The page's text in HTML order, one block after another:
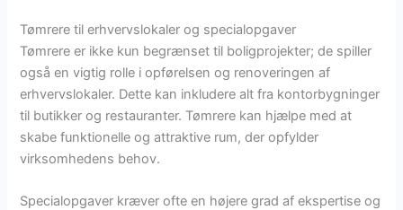
Tømrere til erhvervslokaler og specialopgaver
Tømrere er ikke kun begrænset til boligprojekter; de spiller
også en vigtig rolle i opførelsen og renoveringen af
erhvervslokaler. Dette kan inkludere alt fra kontorbygninger
til butikker og restauranter. Tømrere kan hjælpe med at
skabe funktionelle og attraktive rum, der opfylder
virksomhedens behov.
Specialopgaver kræver ofte en højere grad af ekspertise og